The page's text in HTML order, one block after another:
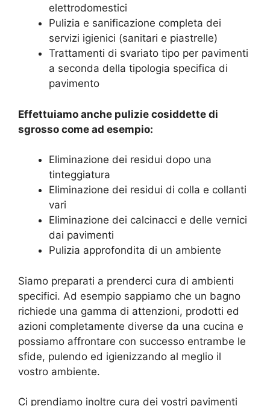
elettrodomestici
Pulizia e sanificazione completa dei
servizi igienici (sanitari e piastrelle)
Trattamenti di svariato tipo per pavimenti
a seconda della tipologia specifica di
pavimento
Effettuiamo anche pulizie cosiddette di
sgrosso come ad esempio:
Eliminazione dei residui dopo una
tinteggiatura
Eliminazione dei residui di colla e collanti
vari
Eliminazione dei calcinacci e delle vernici
dai pavimenti
Pulizia approfondita di un ambiente
Siamo preparati a prenderci cura di ambienti
specifici. Ad esempio sappiamo che un bagno
richiede una gamma di attenzioni, prodotti ed
azioni completamente diverse da una cucina e
possiamo affrontare con successo entrambe le
sfide, pulendo ed igienizzando al meglio il
vostro ambiente.
Ci prendiamo inoltre cura dei vostri pavimenti